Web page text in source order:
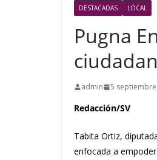
DESTACADAS LOCAL
Pugna
admin 5
Redacción/SV
Tabita Ortiz,
enfocada a